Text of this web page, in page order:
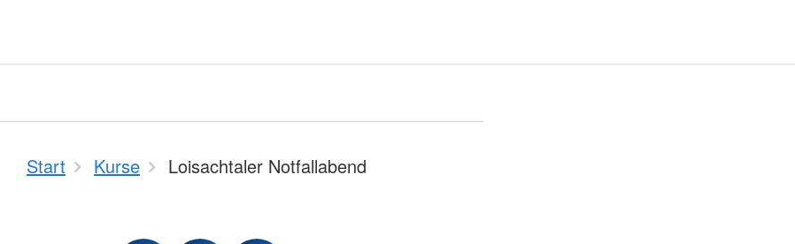
Start Kurse Loisachtaler Notfallabend